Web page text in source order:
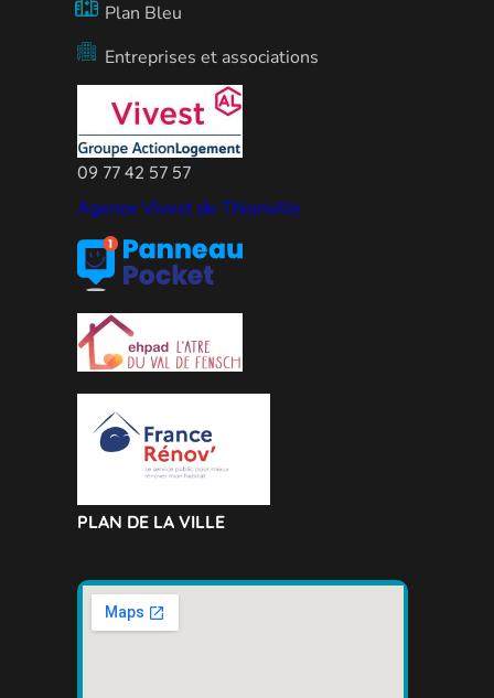
Plan Bleu
Entreprises et associations
09 77 42 57 57
Agence Vivest de Thionville
PLAN DE LA VILLE